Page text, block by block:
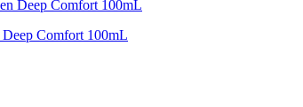
Comfort 100mL